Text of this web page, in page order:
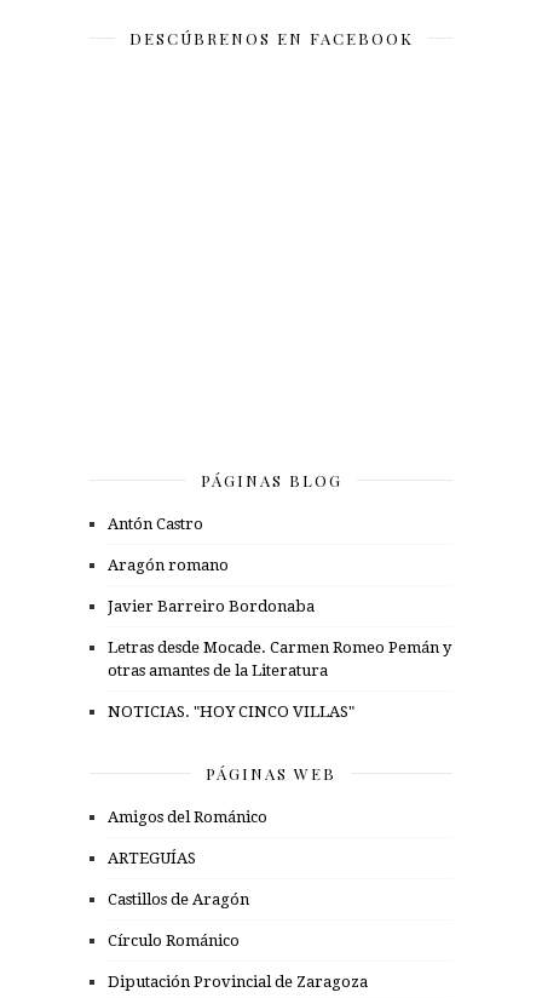
DESCÚBRENOS EN FACEBOOK
PÁGINAS BLOG
Antón Castro
Aragón romano
Javier Barreiro Bordonaba
Letras desde Mocade. Carmen Romeo Pemán y
otras amantes de la Literatura
NOTICIAS. "HOY CINCO VILLAS"
PÁGINAS WEB
Amigos del Románico
ARTEGUÍAS
Castillos de Aragón
Círculo Románico
Diputación Provincial de Zaragoza